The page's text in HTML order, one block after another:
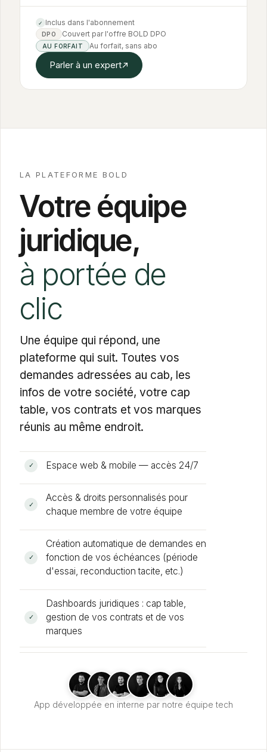
✓ Inclus dans l'abonnement
DPO Couvert par l'offre BOLD DPO
AU FORFAIT Au forfait, sans abo
Parler à un expert
LA PLATEFORME BOLD
Votre équipe
juridique,
à portée de
clic
Une équipe qui répond, une
plateforme qui suit. Toutes vos
demandes adressées au cab, les
infos de votre société, votre cap
table, vos contrats et vos marques
réunis au même endroit.
✓ Espace web & mobile — accès 24/7
✓
Accès & droits personnalisés pour
chaque membre de votre équipe
✓
Création automatique de demandes en
fonction de vos échéances (période
d'essai, reconduction tacite, etc.)
✓
Dashboards juridiques : cap table,
gestion de vos contrats et de vos
marques
App développée en interne par notre équipe tech